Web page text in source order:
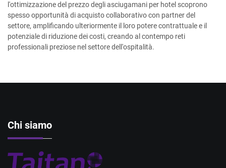
l'ottimizzazione del prezzo degli asciugamani per hotel scoprono
spesso opportunità di acquisto collaborativo con partner del
settore, amplificando ulteriormente il loro potere contrattuale e il
potenziale di riduzione dei costi, creando al contempo reti
professionali preziose nel settore dell'ospitalità.
Chi siamo